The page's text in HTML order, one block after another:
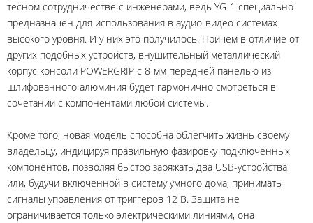
тесном сотрудничестве с инженерами, ведь YG-1 специально
предназначен для использования в аудио-видео системах
высокого уровня. И у них это получилось! Причём в отличие от
других подобных устройств, внушительный металлический
корпус консоли POWERGRIP с 8-мм передней панелью из
шлифованного алюминия будет гармонично смотреться в
сочетании с компонентами любой системы.
Кроме того, новая модель способна облегчить жизнь своему
владельцу, индицируя правильную фазировку подключённых
компонентов, позволяя быстро заряжать два USB-устройства
или, будучи включённой в систему умного дома, принимать
сигналы управления от триггеров 12 В. Защита не
ограничивается только электрическими линиями, она